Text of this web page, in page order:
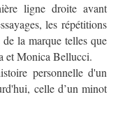
ligne droite avant
les répétitions
la marque telles que
et Monica Bellucci.
personnelle d'un
celle d’un minot